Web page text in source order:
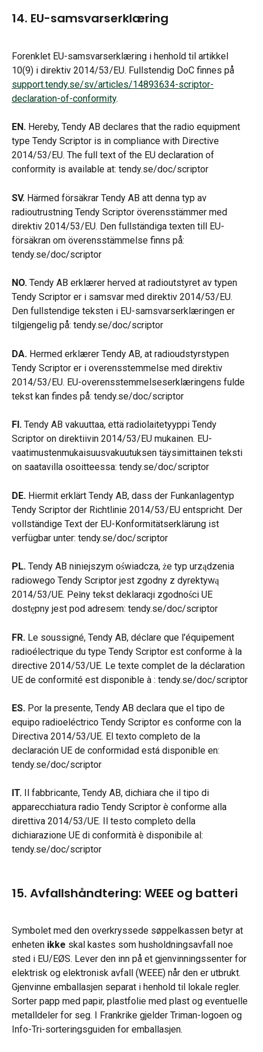
14. EU-samsvarserklæring
Forenklet EU-samsvarserklæring i henhold til artikkel
10(9) i direktiv 2014/53/EU. Fullstendig DoC finnes på
support.tendy.se/sv/articles/14893634-scriptor-
declaration-of-conformity.
EN. Hereby, Tendy AB declares that the radio equipment
type Tendy Scriptor is in compliance with Directive
2014/53/EU. The full text of the EU declaration of
conformity is available at: tendy.se/doc/scriptor
SV. Härmed försäkrar Tendy AB att denna typ av
radioutrustning Tendy Scriptor överensstämmer med
direktiv 2014/53/EU. Den fullständiga texten till EU-
försäkran om överensstämmelse finns på:
tendy.se/doc/scriptor
NO. Tendy AB erklærer herved at radioutstyret av typen
Tendy Scriptor er i samsvar med direktiv 2014/53/EU.
Den fullstendige teksten i EU-samsvarserklæringen er
tilgjengelig på: tendy.se/doc/scriptor
DA. Hermed erklærer Tendy AB, at radioudstyrstypen
Tendy Scriptor er i overensstemmelse med direktiv
2014/53/EU. EU-overensstemmelseserklæringens fulde
tekst kan findes på: tendy.se/doc/scriptor
FI. Tendy AB vakuuttaa, että radiolaitetyyppi Tendy
Scriptor on direktiivin 2014/53/EU mukainen. EU-
vaatimustenmukaisuusvakuutuksen täysimittainen teksti
on saatavilla osoitteessa: tendy.se/doc/scriptor
DE. Hiermit erklärt Tendy AB, dass der Funkanlagentyp
Tendy Scriptor der Richtlinie 2014/53/EU entspricht. Der
vollständige Text der EU-Konformitätserklärung ist
verfügbar unter: tendy.se/doc/scriptor
PL. Tendy AB niniejszym oświadcza, że typ urządzenia
radiowego Tendy Scriptor jest zgodny z dyrektywą
2014/53/UE. Pełny tekst deklaracji zgodności UE
dostępny jest pod adresem: tendy.se/doc/scriptor
FR. Le soussigné, Tendy AB, déclare que l'équipement
radioélectrique du type Tendy Scriptor est conforme à la
directive 2014/53/UE. Le texte complet de la déclaration
UE de conformité est disponible à : tendy.se/doc/scriptor
ES. Por la presente, Tendy AB declara que el tipo de
equipo radioeléctrico Tendy Scriptor es conforme con la
Directiva 2014/53/UE. El texto completo de la
declaración UE de conformidad está disponible en:
tendy.se/doc/scriptor
IT. Il fabbricante, Tendy AB, dichiara che il tipo di
apparecchiatura radio Tendy Scriptor è conforme alla
direttiva 2014/53/UE. Il testo completo della
dichiarazione UE di conformità è disponibile al:
tendy.se/doc/scriptor
15. Avfallshåndtering: WEEE og batteri
Symbolet med den overkryssede søppelkassen betyr at
enheten ikke skal kastes som husholdningsavfall noe
sted i EU/EØS. Lever den inn på et gjenvinningssenter for
elektrisk og elektronisk avfall (WEEE) når den er utbrukt.
Gjenvinne emballasjen separat i henhold til lokale regler.
Sorter papp med papir, plastfolie med plast og eventuelle
metalldeler for seg. I Frankrike gjelder Triman-logoen og
Info-Tri-sorteringsguiden for emballasjen.